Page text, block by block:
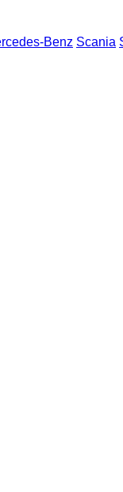
Benz Scania